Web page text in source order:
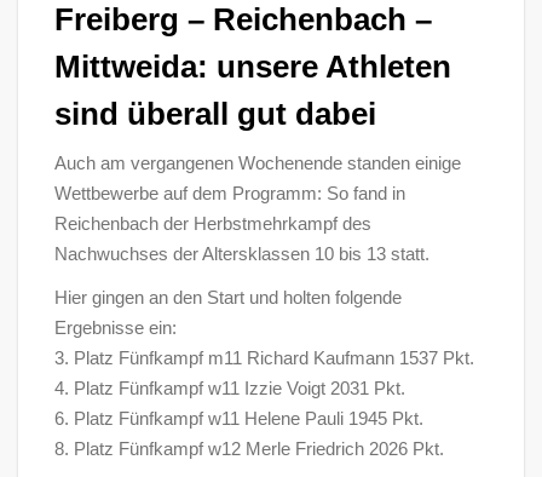
Freiberg – Reichenbach –
Mittweida: unsere Athleten
sind überall gut dabei
Auch am vergangenen Wochenende standen einige
Wettbewerbe auf dem Programm: So fand in
Reichenbach der Herbstmehrkampf des
Nachwuchses der Altersklassen 10 bis 13 statt.
Hier gingen an den Start und holten folgende
Ergebnisse ein:
3. Platz Fünfkampf m11 Richard Kaufmann 1537 Pkt.
4. Platz Fünfkampf w11 Izzie Voigt 2031 Pkt.
6. Platz Fünfkampf w11 Helene Pauli 1945 Pkt.
8. Platz Fünfkampf w12 Merle Friedrich 2026 Pkt.